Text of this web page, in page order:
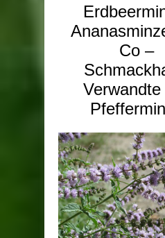
Co –
Verwandte